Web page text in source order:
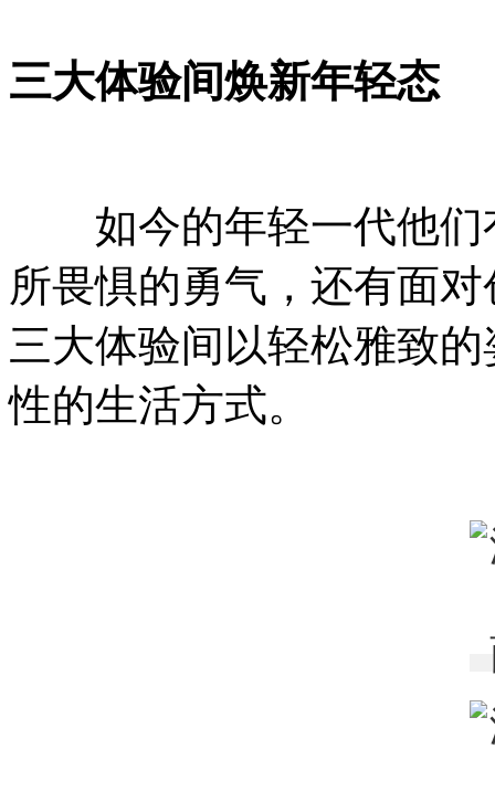
三大体验间焕新年轻态
如今的年轻一代他们
所畏惧的勇气，还有面
三大体验间以轻松雅致
性的生活方式。